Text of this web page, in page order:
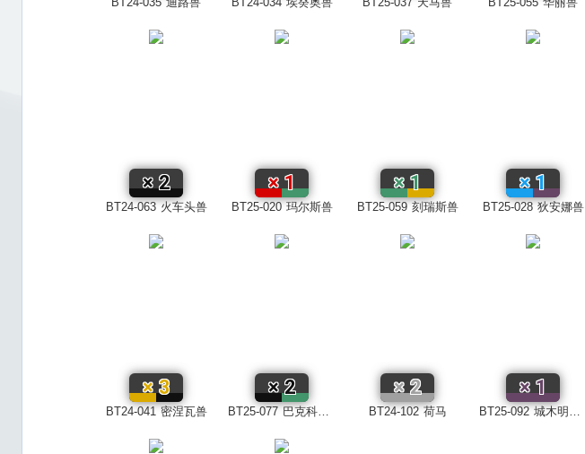
BT24-063 火车头兽
×2
BT25-020 玛尔斯兽
×1
BT25-059 刻瑞斯兽
×1
BT25-028 狄安娜兽
×1
BT24-041 密涅瓦兽
×3
BT25-077 巴克科斯兽
×2
BT24-102 荷马
×2
BT25-092 城木明日奈
×1